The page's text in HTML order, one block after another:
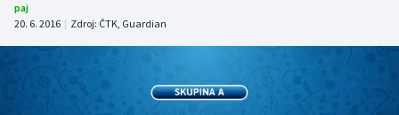
Hokej
paj
20. 6. 2016 | Zdroj: ČTK, Guardian